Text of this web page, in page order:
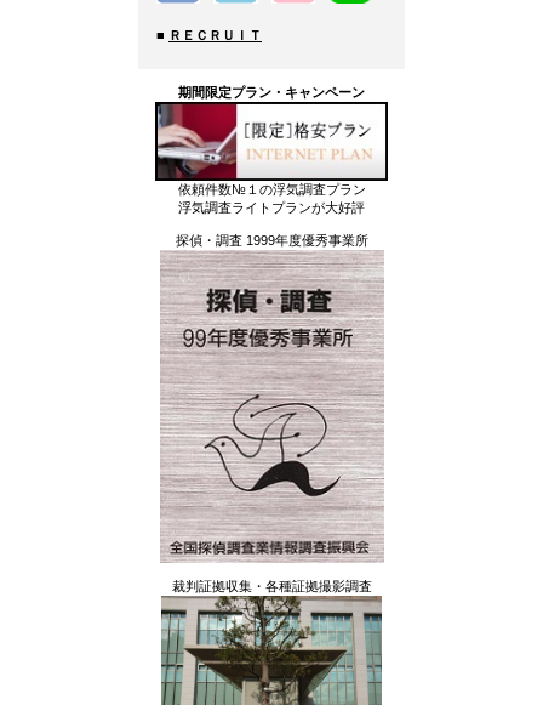
■ ＲＥＣＲＵＩＴ
期間限定プラン・キャンペーン
依頼件数№１の浮気調査プラン
浮気調査ライトプランが大好評
探偵・調査 1999年度優秀事業所
裁判証拠収集・各種証拠撮影調査